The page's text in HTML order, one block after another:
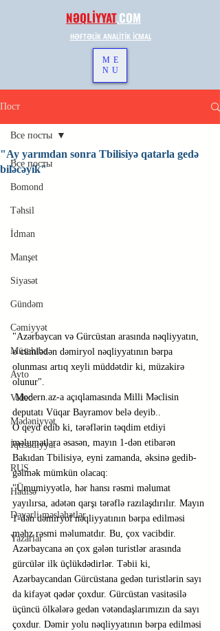
NƏQLİYYAT.COM
HƏFTƏLİK ANALİTİK İCMAL
ME
NU
Пост
Все посты
Bomond
Təhsil
İdman
Manşet
Siyasət
Gündəm
Cəmiyyət
Müsahibə
Avto
Video
Mədəniyyət
İqtisadiyyat
RUS
Hadisə
Dəyərli məsləhətlər
Yazarlar
Все посты
"Ay yarımdan sonra Tbilisiyə qatarla gedə
biləcəyik"
"Azərbaycan və Gürcüstan arasında nəqliyyatın,
o cümlədən dəmiryol nəqliyyatının bərpa
olunması artıq xeyli müddətdir ki, müzakirə
olunur".
Modern.az-a açıqlamasında Milli Məclisin
deputatı Vüqar Bayramov belə deyib..
O qeyd edib ki, tərəflərin təqdim etdiyi
məlumatlara əsasən, mayın 1-dən etibarən
Bakıdan Tbilisiyə, eyni zamanda, əksinə gedib-
gəlmək mümkün olacaq:
"Ümumiyyətlə, hər hansı rəsmi məlumat
yayılırsa, adətən qarşı tərəflə razılaşdırılır. Mayın
1-dən dəmiryol nəqliyyatının bərpa edilməsi
məhz rəsmi məlumatdır. Bu, çox vacibdir.
Azərbaycana ən çox gələn turistlər arasında
gürcülər ilk üçlükdədirlər. Təbii ki,
Azərbaycandan Gürcüstana gedən turistlərin sayı
da kifayət qədər çoxdur. Gürcüstan vasitəsilə
üçüncü ölkələrə gedən vətəndaşlarımızın da sayı
çoxdur. Dəmir yolu nəqliyyatının bərpa edilməsi